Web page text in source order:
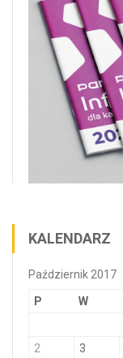
KALENDARZ
Październik 2017
P W
2
3